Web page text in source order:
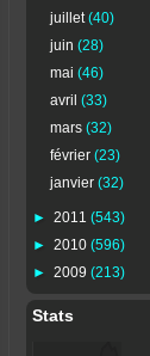
juillet (40)
juin (28)
mai (46)
avril (33)
mars (32)
février (23)
janvier (32)
► 2011 (543)
► 2010 (596)
► 2009 (213)
Stats